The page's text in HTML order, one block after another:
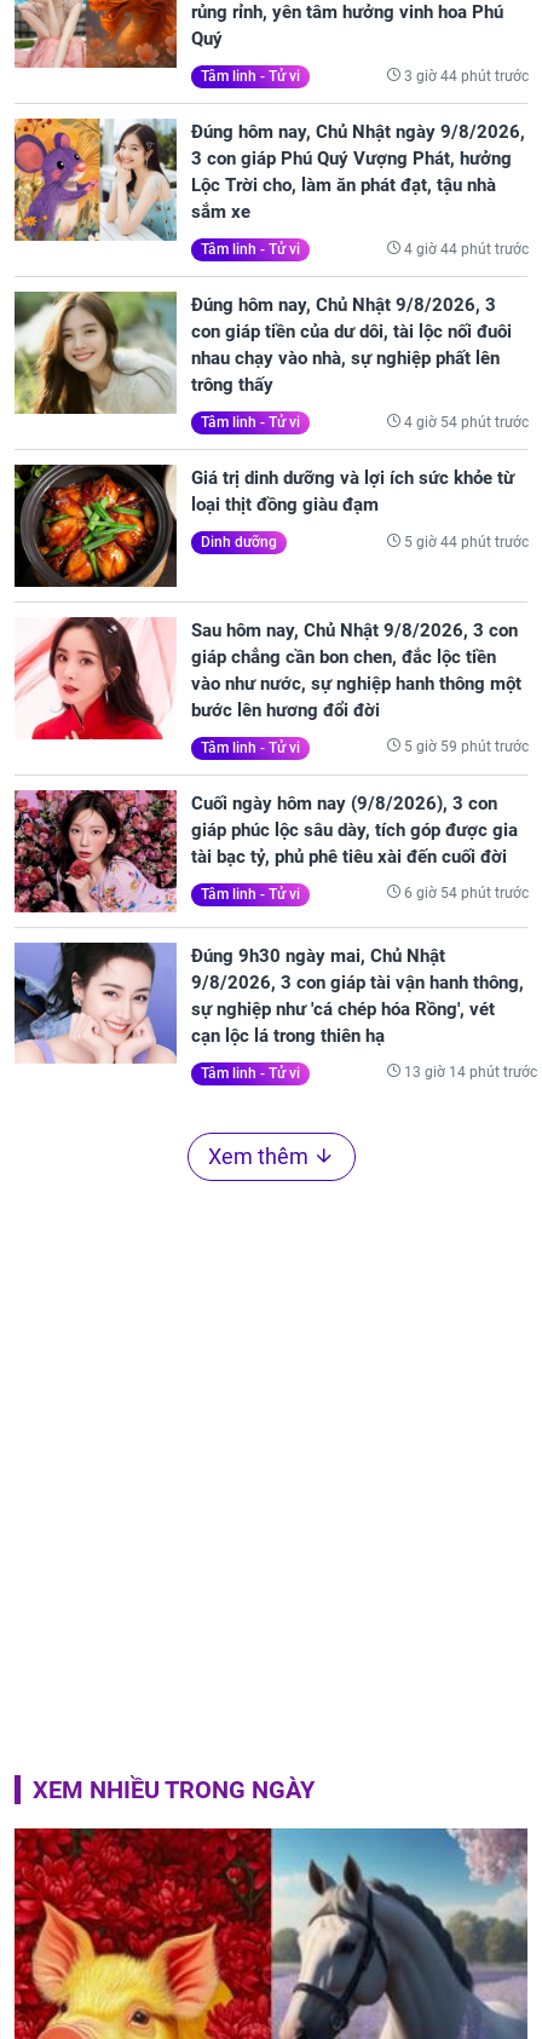
rủng rỉnh, yên tâm hưởng vinh hoa Phú
Quý
Tâm linh - Tử vi 3 giờ 44 phút trước
Đúng hôm nay, Chủ Nhật ngày 9/8/2026,
3 con giáp Phú Quý Vượng Phát, hưởng
Lộc Trời cho, làm ăn phát đạt, tậu nhà
sắm xe
Tâm linh - Tử vi 4 giờ 44 phút trước
Đúng hôm nay, Chủ Nhật 9/8/2026, 3
con giáp tiền của dư dôi, tài lộc nối đuôi
nhau chạy vào nhà, sự nghiệp phất lên
trông thấy
Tâm linh - Tử vi 4 giờ 54 phút trước
Giá trị dinh dưỡng và lợi ích sức khỏe từ
loại thịt đồng giàu đạm
Dinh dưỡng 5 giờ 44 phút trước
Sau hôm nay, Chủ Nhật 9/8/2026, 3 con
giáp chẳng cần bon chen, đắc lộc tiền
vào như nước, sự nghiệp hanh thông một
bước lên hương đổi đời
Tâm linh - Tử vi 5 giờ 59 phút trước
Cuối ngày hôm nay (9/8/2026), 3 con
giáp phúc lộc sâu dày, tích góp được gia
tài bạc tỷ, phủ phê tiêu xài đến cuối đời
Tâm linh - Tử vi 6 giờ 54 phút trước
Đúng 9h30 ngày mai, Chủ Nhật
9/8/2026, 3 con giáp tài vận hanh thông,
sự nghiệp như 'cá chép hóa Rồng', vét
cạn lộc lá trong thiên hạ
Tâm linh - Tử vi 13 giờ 14 phút trước
Xem thêm
XEM NHIỀU TRONG NGÀY